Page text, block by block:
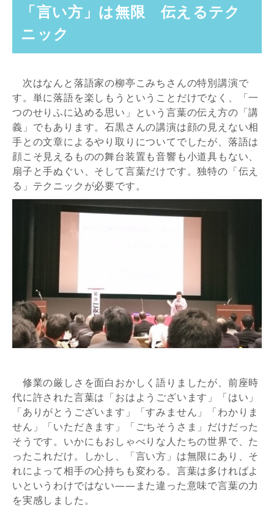
「言い方」は無限 伝えるテク
ニック
次はなんと落語家の柳亭こみちさんの特別講演で
す。単に落語を楽しもうということだけでなく、「一
つのせりふに込める思い」という言葉の伝え方の「講
義」でもあります。石黒さんの講演は顔の見えない相
手との文章によるやり取りについてでしたが、落語は
顔こそ見えるものの舞台装置も音響も小道具もない、
扇子と手ぬぐい、そして言葉だけです。独特の「伝え
る」テクニックが必要です。
修業の厳しさを面白おかしく語りましたが、前座時
代に許された言葉は「おはようございます」「はい」
「ありがとうございます」「すみません」「わかりま
せん」「いただきます」「ごちそうさま」だけだった
そうです。いかにもおしゃべりな人たちの世界で、た
ったこれだけ。しかし、「言い方」は無限にあり、そ
れによって相手の心持ちも変わる。言葉は多ければよ
いというわけではない——また違った意味で言葉の力
を実感しました。